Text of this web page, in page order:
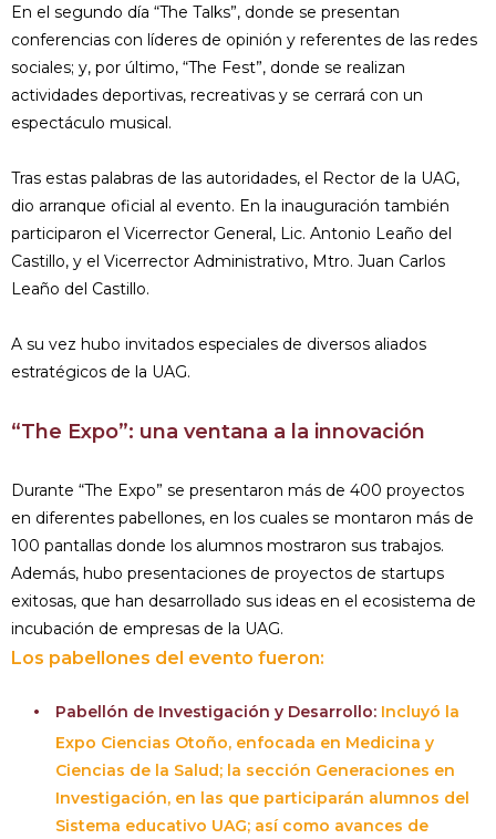
En el segundo día “The Talks”, donde se presentan
conferencias con líderes de opinión y referentes de las redes
sociales; y, por último, “The Fest”, donde se realizan
actividades deportivas, recreativas y se cerrará con un
espectáculo musical.
Tras estas palabras de las autoridades, el Rector de la UAG,
dio arranque oficial al evento. En la inauguración también
participaron el Vicerrector General, Lic. Antonio Leaño del
Castillo, y el Vicerrector Administrativo, Mtro. Juan Carlos
Leaño del Castillo.
A su vez hubo invitados especiales de diversos aliados
estratégicos de la UAG.
“The Expo”: una ventana a la innovación
Durante “The Expo” se presentaron más de 400 proyectos
en diferentes pabellones, en los cuales se montaron más de
100 pantallas donde los alumnos mostraron sus trabajos.
Además, hubo presentaciones de proyectos de startups
exitosas, que han desarrollado sus ideas en el ecosistema de
incubación de empresas de la UAG.
Los pabellones del evento fueron:
Pabellón de Investigación y Desarrollo: Incluyó la
Expo Ciencias Otoño, enfocada en Medicina y
Ciencias de la Salud; la sección Generaciones en
Investigación, en las que participarán alumnos del
Sistema educativo UAG; así como avances de